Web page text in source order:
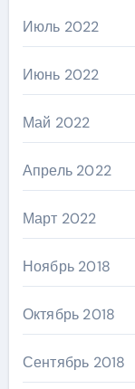
Июль 2022
Июнь 2022
Май 2022
Апрель 2022
Март 2022
Ноябрь 2018
Октябрь 2018
Сентябрь 2018